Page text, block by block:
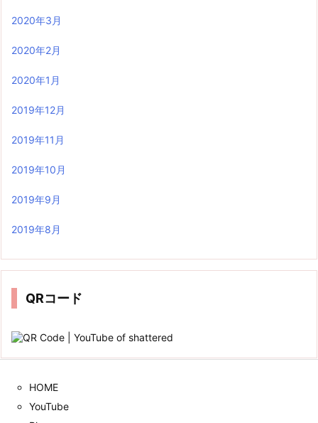
2020年3月
2020年2月
2020年1月
2019年12月
2019年11月
2019年10月
2019年9月
2019年8月
QRコード
HOME
YouTube